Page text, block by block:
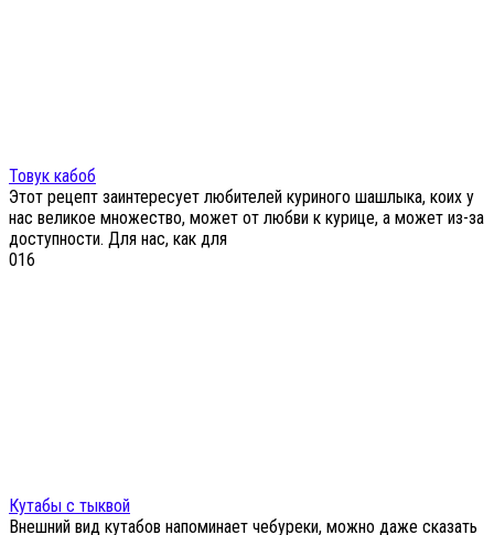
Товук кабоб
Этот рецепт заинтересует любителей куриного шашлыка, коих у
нас великое множество, может от любви к курице, а может из-за
доступности. Для нас, как для
016
Кутабы с тыквой
Внешний вид кутабов напоминает чебуреки, можно даже сказать